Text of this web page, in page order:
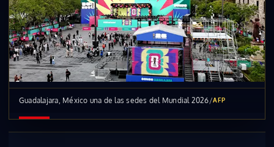
Guadalajara, México una de las sedes del Mundial 2026/AFP